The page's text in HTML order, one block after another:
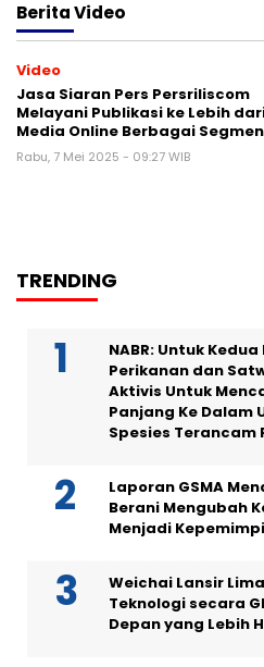
BeritaVideo
Video
Jasa Siaran Pers Persriliscom
Melayani Publikasi ke Lebih
Media Online Berbagai
Rabu, 7 Mei 2025 - 09:27 WIB
TRENDING
NABR: Untuk
Perikanan dan
Aktivis Untuk
Panjang Ke Dalam
Spesies Terancam
Laporan GSMA
Berani Mengubah
Menjadi
Weichai Lansir
Teknologi secara
Depan yang Lebih